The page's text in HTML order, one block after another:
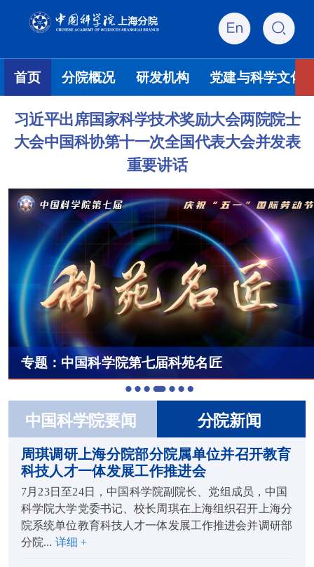
首页 分院概况 研发机构 党建与科学文化
习近平出席国家科学技术奖励大会两院院士
大会中国科协第十一次全国代表大会并发表
重要讲话
专题：中国科学院第七届科苑名匠
中国科学院要闻 分院新闻
周琪调研上海分院部分院属单位并召开教育
科技人才一体发展工作推进会
7月23日至24日，中国科学院副院长、党组成员，中国
科学院大学党委书记、校长周琪在上海组织召开上海分
院系统单位教育科技人才一体发展工作推进会并调研部
分院... 详细 +